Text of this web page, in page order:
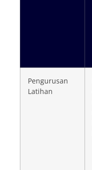
Pengurusan
Latihan